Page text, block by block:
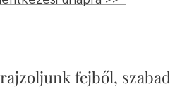
fejből, szabad